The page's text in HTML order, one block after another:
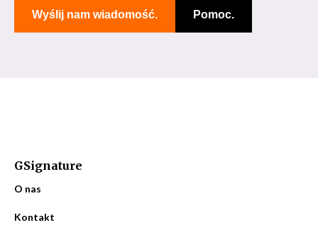
Wyślij nam wiadomość. Pomoc.
GSignature
O nas
Kontakt